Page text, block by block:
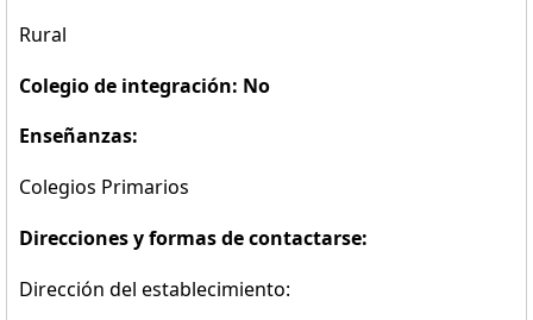
Rural
Colegio de integración: No
Enseñanzas:
Colegios Primarios
Direcciones y formas de contactarse:
Dirección del establecimiento: